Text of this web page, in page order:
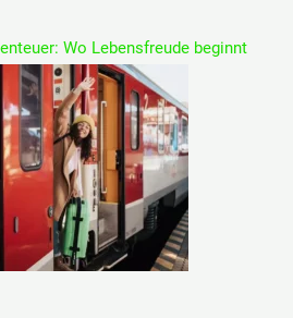
Wo Lebensfreude beginnt